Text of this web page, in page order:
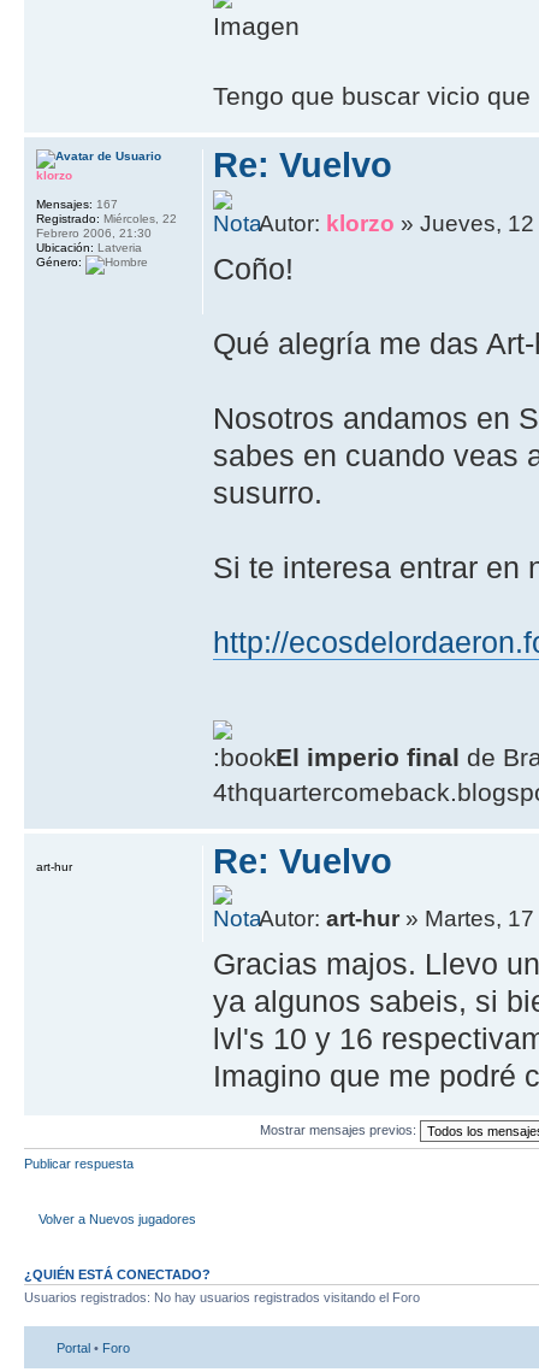
Tengo que buscar vicio
Re: Vuelvo
Autor: klorzo » Jueves,
Coño!
Qué alegría me das
Nosotros andamos en
sabes en cuando veas
susurro.
Si te interesa entrar en
http://
El imperio final de
klorzo
Mensajes: 167
Registrado: Miércoles, 22
Febrero 2006, 21:30
Ubicación: Latveria
Género:
Re: Vuelvo
Autor:art-hur » Martes,
Gracias majos. Llevo
ya algunos sabeis, si
lvl's 10 y 16
Imagino que me podré
art-hur
Mostrar mensajes previos:
Publicar respuesta
Volver a Nuevos jugadores
¿QUIÉN ESTÁ CONECTADO?
Usuarios registrados: No hay usuarios registrados visitando el Foro
Portal • Foro